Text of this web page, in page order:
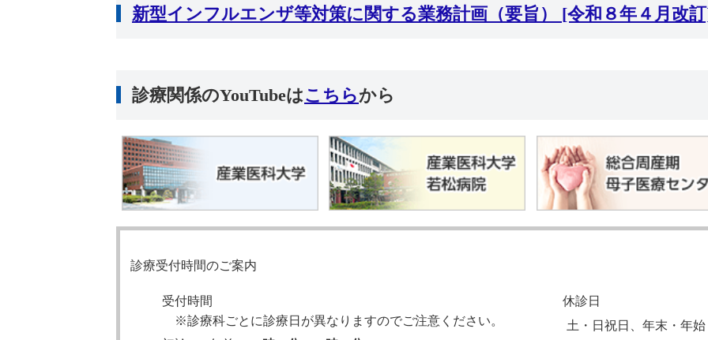
診療受付時間のご案内
受付時間
※診療科ごとに診療日が異なりますのでご注意ください。
休診日
土・日祝日、年末・年始
新型インフルエンザ等対策に関する業務計画（要旨） [令和８年４月改
診療関係のYouTubeはこちらから